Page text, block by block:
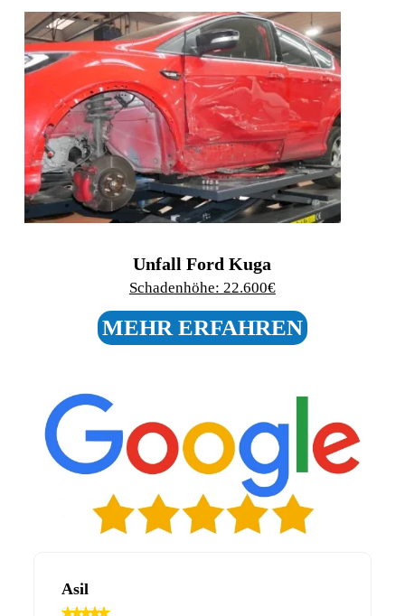
Unfall Peugeot 307cc
Schadenhöhe: 7.900€
MEHR ERFAHREN
Claudia